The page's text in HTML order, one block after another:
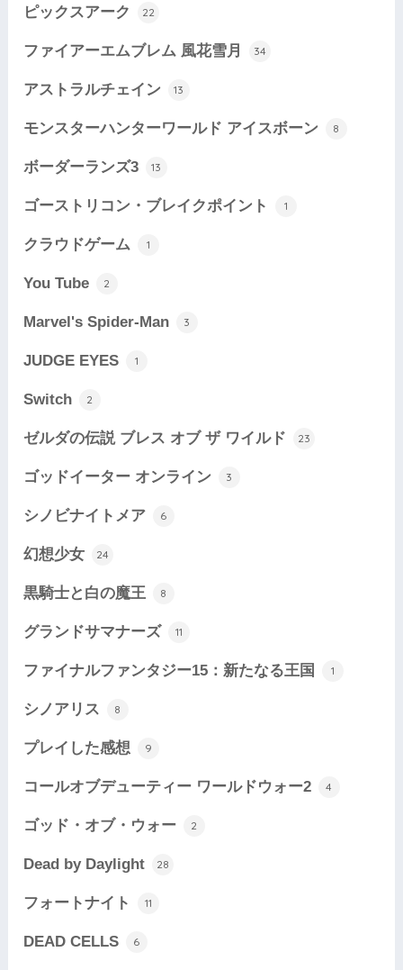
ピックスアーク 22
ファイアーエムブレム 風花雪月 34
アストラルチェイン 13
モンスターハンターワールド アイスボーン 8
ボーダーランズ3 13
ゴーストリコン・ブレイクポイント 1
クラウドゲーム 1
You Tube 2
Marvel's Spider-Man 3
JUDGE EYES 1
Switch 2
ゼルダの伝説 ブレス オブ ザ ワイルド 23
ゴッドイーター オンライン 3
シノビナイトメア 6
幻想少女 24
黒騎士と白の魔王 8
グランドサマナーズ 11
ファイナルファンタジー15：新たなる王国 1
シノアリス 8
プレイした感想 9
コールオブデューティー ワールドウォー2 4
ゴッド・オブ・ウォー 2
Dead by Daylight 28
フォートナイト 11
DEAD CELLS 6